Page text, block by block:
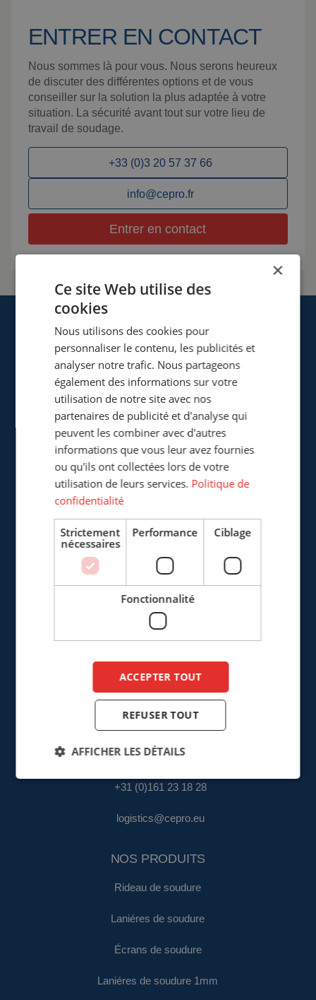
ENTRER EN CONTACT
Nous sommes là pour vous. Nous serons heureux
de discuter des différentes options et de vous
conseiller sur la solution la plus adaptée à votre
situation. La sécurité avant tout sur votre lieu de
travail de soudage.
+33 (0)3 20 57 37 66
info@cepro.fr
Entrer en contact
Cepro Sarl
217, Boulevard de la Liberté
F-59800 Lille
+33 (0)3 20 57 37 66
VENTES
+33 (0)3 20 57 37 66
FINANCE & ADMINISTRATION
+31 (0)161 22 35 11
ENTREPÔT & LOGISTIQUE
+31 (0)161 23 18 28
logistics@cepro.eu
NOS PRODUITS
Rideau de soudure
Laniéres de soudure
Écrans de soudure
Laniéres de soudure 1mm
×
Ce site Web utilise des
cookies
Nous utilisons des cookies pour
personnaliser le contenu, les publicités et
analyser notre trafic. Nous partageons
également des informations sur votre
utilisation de notre site avec nos
partenaires de publicité et d'analyse qui
peuvent les combiner avec d'autres
informations que vous leur avez fournies
ou qu'ils ont collectées lors de votre
utilisation de leurs services. Politique de
confidentialité
Strictement
nécessaires
Performance Ciblage
Fonctionnalité
ACCEPTER TOUT
REFUSER TOUT
AFFICHER LES DÉTAILS